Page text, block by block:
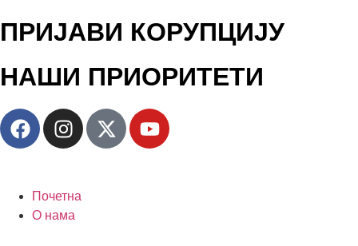
ПРИЈАВИ КОРУПЦИЈУ
НАШИ ПРИОРИТЕТИ
Почетна
О нама